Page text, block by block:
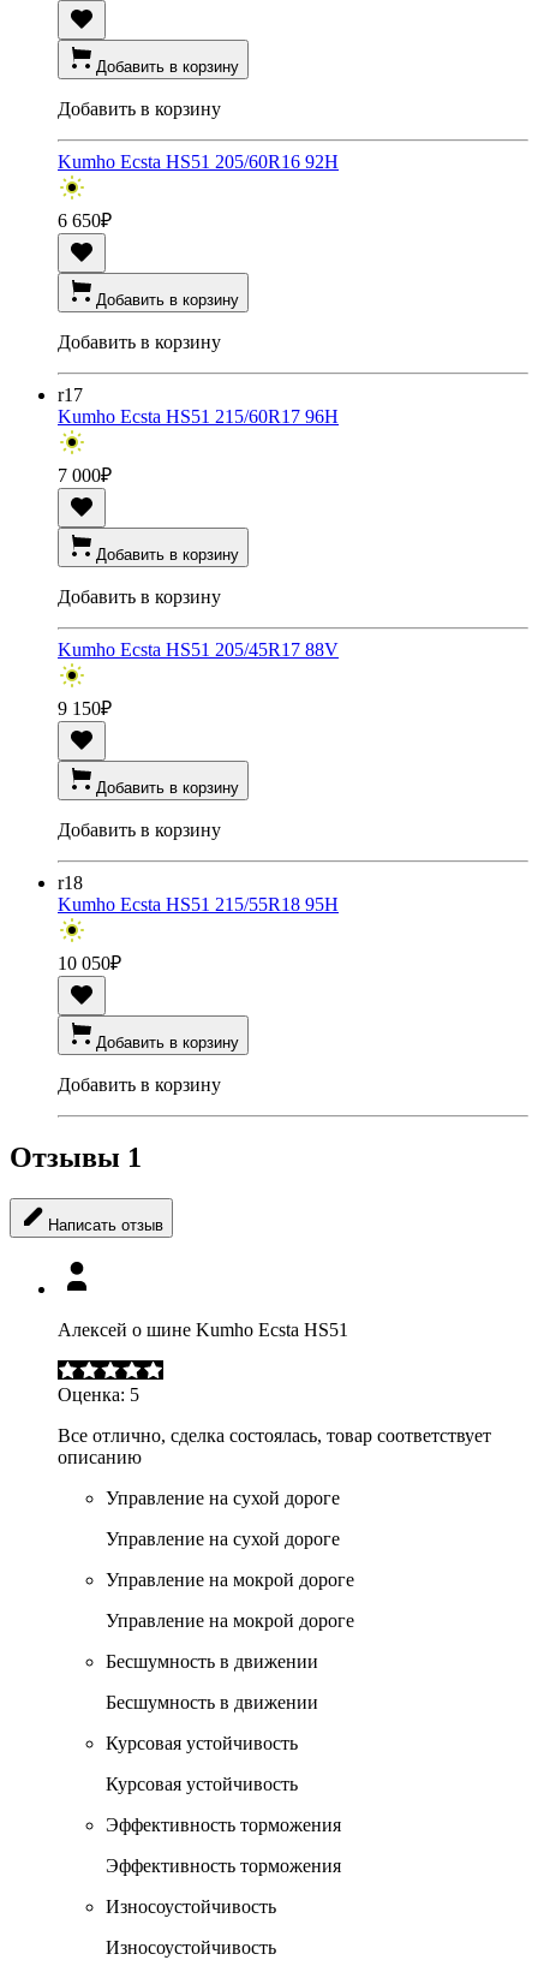
Добавить в корзину
Добавить в корзину
Kumho Ecsta HS51 205/60R16 92H
6 650₽
Добавить в корзину
Добавить в корзину
r17
Kumho Ecsta HS51 215/60R17 96H
7 000₽
Добавить в корзину
Добавить в корзину
Kumho Ecsta HS51 205/45R17 88V
9 150₽
Добавить в корзину
Добавить в корзину
r18
Kumho Ecsta HS51 215/55R18 95H
10 050₽
Добавить в корзину
Добавить в корзину
Отзывы 1
Написать отзыв
Алексей о шине Kumho Ecsta HS51
Оценка: 5
Все отлично, сделка состоялась, товар соответствует
описанию
Управление на сухой дороге
Управление на сухой дороге
Управление на мокрой дороге
Управление на мокрой дороге
Бесшумность в движении
Бесшумность в движении
Курсовая устойчивость
Курсовая устойчивость
Эффективность торможения
Эффективность торможения
Износоустойчивость
Износоустойчивость